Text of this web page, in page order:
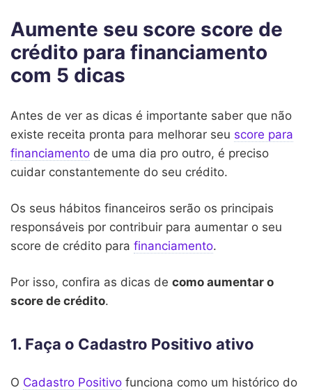
Aumente seu score score de
crédito para financiamento
com 5 dicas
Antes de ver as dicas é importante saber que não
existe receita pronta para melhorar seu score para
financiamento de uma dia pro outro, é preciso
cuidar constantemente do seu crédito.
Os seus hábitos financeiros serão os principais
responsáveis por contribuir para aumentar o seu
score de crédito para financiamento.
Por isso, confira as dicas de como aumentar o
score de crédito.
1. Faça o Cadastro Positivo ativo
O Cadastro Positivo funciona como um histórico do